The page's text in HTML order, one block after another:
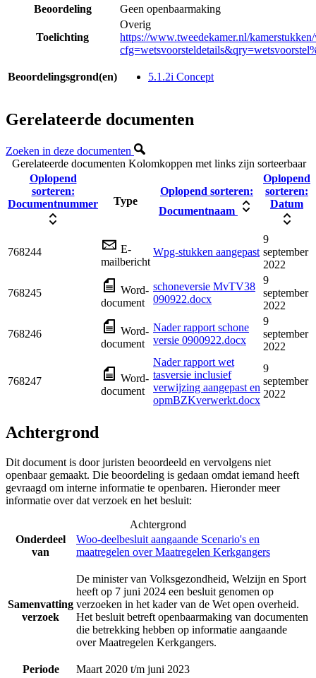
Beoordeling
Geen openbaarmaking
Toelichting
Overig
https://www.tweedekamer.nl/
Beoordelingsgrond(en) 5.1.2i Concept
Gerelateerde documenten
Zoeken in deze documenten
Gerelateerde documenten Kolomkoppen met links zijn sorteerbaar
Oplopend
sorteren:
Documentnummer
Type
Oplopend sorteren:
Documentnaam
Oplopend
sorteren:
Datum
768244
E-
mailbericht
Wpg-stukken aangepast
9
september
2022
768245
Word-
document
schoneversie MvTV38
090922.docx
9
september
2022
768246
Word-
document
Nader rapport schone
versie 0900922.docx
9
september
2022
768247
Word-
document
Nader rapport wet
tasversie inclusief
verwijzing aangepast en
opmBZKverwerkt.docx
9
september
2022
Achtergrond
Dit document is door juristen beoordeeld en vervolgens niet
openbaar gemaakt. Die beoordeling is gedaan omdat iemand heeft
gevraagd om interne informatie te openbaren. Hieronder meer
informatie over dat verzoek en het besluit:
Achtergrond
Onderdeel
van
Woo-deelbesluit aangaande Scenario's en
maatregelen over Maatregelen Kerkgangers
Samenvatting
verzoek
De minister van Volksgezondheid, Welzijn en Sport
heeft op 7 juni 2024 een besluit genomen op
verzoeken in het kader van de Wet open overheid.
Het besluit betreft openbaarmaking van documenten
die betrekking hebben op informatie aangaande
over Maatregelen Kerkgangers.
Periode
Maart 2020 t/m juni 2023